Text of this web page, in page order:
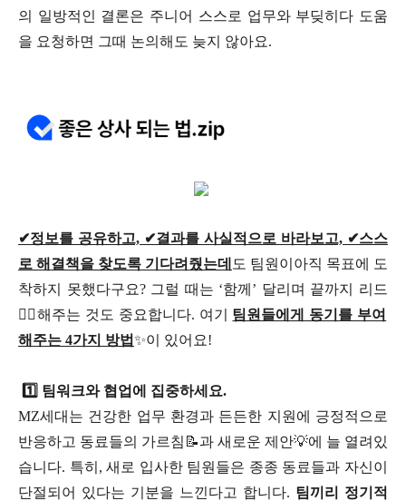
의 일방적인 결론은 주니어 스스로 업무와 부딪히다 도움
을 요청하면 그때 논의해도 늦지 않아요.
✔정보를 공유하고, ✔결과를 사실적으로 바라보고, ✔스스
로 해결책을 찾도록 기다려줬는데 도 팀원이아직 목표에 도
착하지 못했다구요? 그럴 때는 ‘함께’ 달리며 끝까지 리드
🏃‍♂️해주는 것도 중요합니다. 여기 팀원들에게 동기를 부여
해주는 4가지 방법✨이 있어요!
1️⃣ 팀워크와 협업에 집중하세요.
MZ세대는 건강한 업무 환경과 든든한 지원에 긍정적으로
반응하고 동료들의 가르침📝과 새로운 제안💡에 늘 열려있
습니다. 특히, 새로 입사한 팀원들은 종종 동료들과 자신이
단절되어 있다는 기분을 느낀다고 합니다. 팀끼리 정기적